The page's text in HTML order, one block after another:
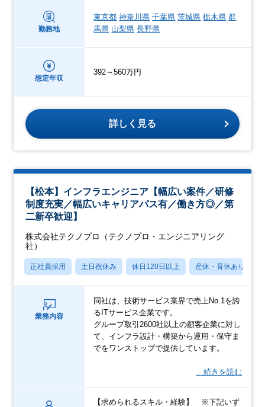
勤務地
東京都 神奈川県 千葉県 茨城県 栃木県 群
馬県 山梨県 長野県
想定年収
392～560万円
詳しく見る
【松本】インフラエンジニア【幅広い案件／研修
制度充実／幅広いキャリアパス有／働き方◎／第
二新卒歓迎】
株式会社テクノプロ（テクノプロ・エンジニアリング
社）
正社員採用 土日祝休み 休日120日以上 産休・育休あり
業務内容
同社は、技術サービス業界で売上No.1を誇
るITサービス企業です。
グループ取引2600社以上の顧客企業に対し
て、インフラ設計・構築から運用・保守ま
でをワンストップで提供しています。
…続きを読む
【求められるスキル・経験】 ※下記いず